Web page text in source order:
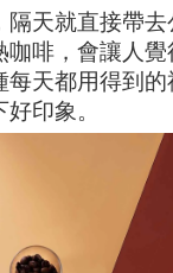
隔天就直接帶
咖啡，會讓人
每天都用得到
印象。